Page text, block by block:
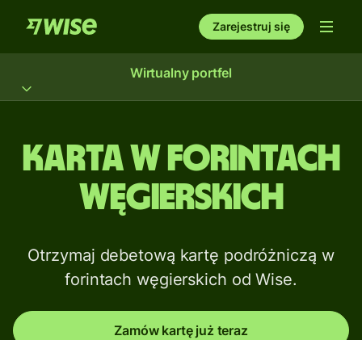
Zarejestruj się
Wirtualny portfel
Karta w forintach
węgierskich
Otrzymaj debetową kartę podróżniczą w
forintach węgierskich od Wise.
Zamów kartę już teraz